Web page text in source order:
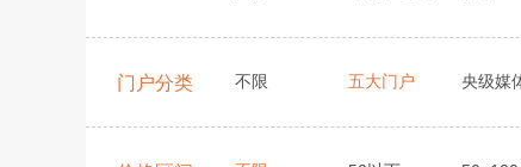
门户分类 不限 五大门户 央级媒